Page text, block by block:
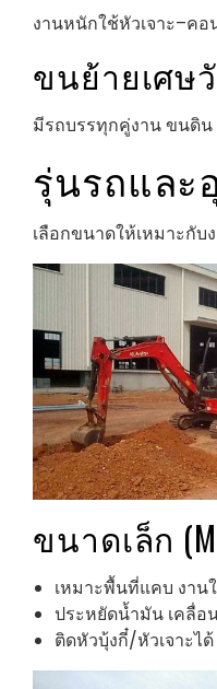
งานหนักใช้หัวเจาะ–คอ
ขนย้ายเศษ
มีรถบรรทุกคู่งาน ขนดิ
รุ่นรถแล
เลือกขนาดให้เหมาะกั
ขนาดเล็ก
เหมาะพื้นที่แคบ งาน
ประหยัดน้ำมัน เคลื่อ
ติดหัวบุ้งกี๋/หัวเจาะได้